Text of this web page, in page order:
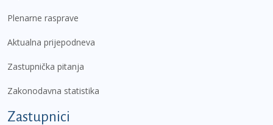
Plenarne rasprave
Aktualna prijepodneva
Zastupnička pitanja
Zakonodavna statistika
Zastupnici